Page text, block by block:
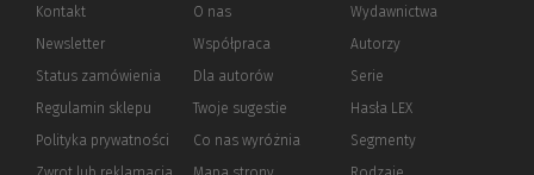
Kontakt
Newsletter
Status zamówienia
Regulamin sklepu
Polityka prywatności (Nowe
(Link
O nas
Współpraca
Dla autorów(Nowe
(Link
innej
strony)
Twoje sugestie
Co nas wyróżnia
Wydawnictwa
Autorzy
Serie
Hasła LEX
Segmenty